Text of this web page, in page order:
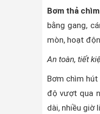
Bơm thả
bằng gang,
mòn, hoạt
An toàn, tiết
Bơm chìm
độ vượt qua
dài, nhiều giờ